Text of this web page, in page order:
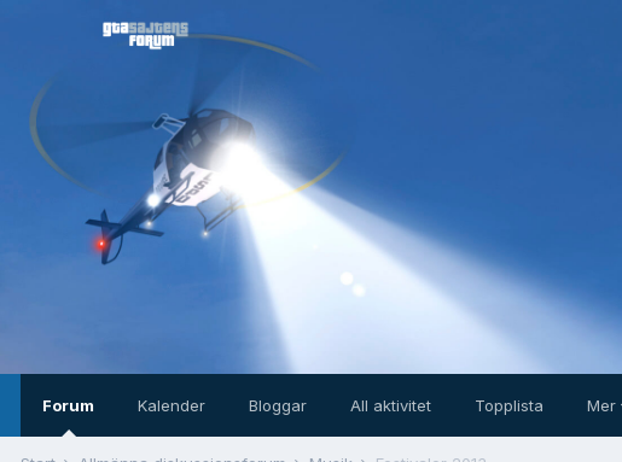
Forum Kalender Bloggar All aktivitet Topplista Mer